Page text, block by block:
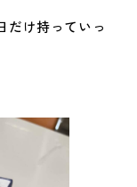
だけ持っていっ